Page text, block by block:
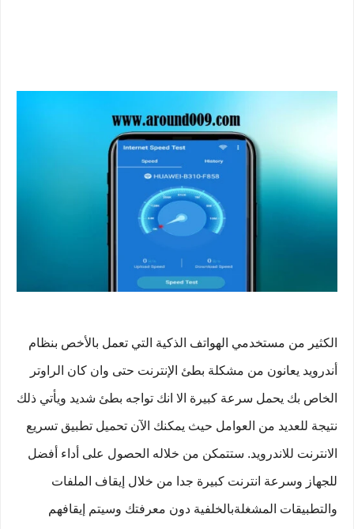
الكثير من مستخدمي الهواتف الذكية التي تعمل بالأخص بنظام
أندرويد يعانون من مشكلة بطئ الإنترنت حتى وان كان الراوتر
الخاص بك يحمل سرعة كبيرة الا انك تواجه بطئ شديد ويأتي ذلك
نتيجة للعديد من العوامل حيث يمكنك الآن تحميل تطبيق تسريع
الانترنت للاندرويد. ستتمكن من خلاله الحصول على أداء أفضل
للجهاز وسرعة انترنت كبيرة جدا من خلال إيقاف الملفات
والتطبيقات المشغلةبالخلفية دون معرفتك وسيتم إيقافهم